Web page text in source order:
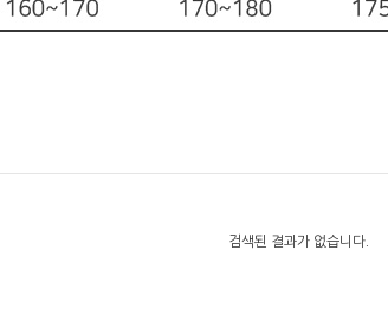
검색된 결과가 없습니다.